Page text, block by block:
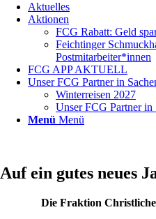
Aktuelles
Aktionen
FCG Rabatt: Geld
Feichtinger
Postmitarbeiter*innen
FCG APP AKTUELL
Unser FCG Partner in
Winterreisen 2027
Unser FCG Partner in
Menü Menü
Auf ein gutes neues
Die Fraktion